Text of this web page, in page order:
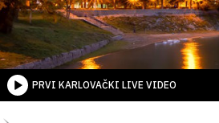
PRVI KARLOVAČKI LIVE VIDEO